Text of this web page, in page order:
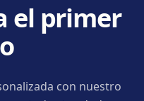
el primer
con nuestro